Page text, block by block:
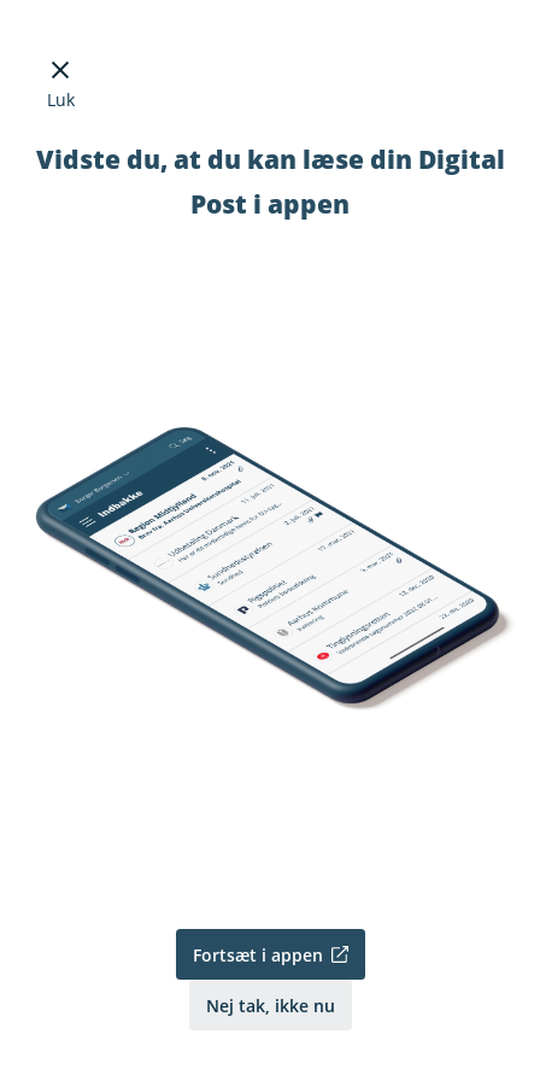
Luk
Vidste du, at du kan læse din Digital
Post i appen
Fortsæt i appen
Nej tak, ikke nu